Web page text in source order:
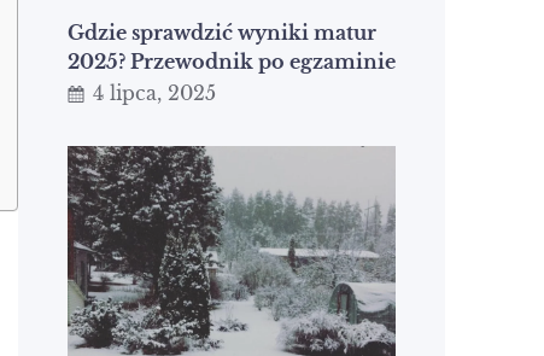
Gdzie sprawdzić wyniki matur
2025? Przewodnik po egzaminie
4 lipca, 2025